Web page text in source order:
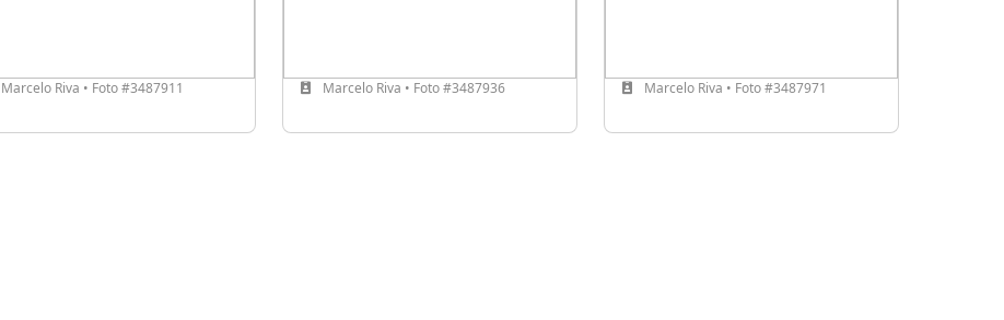
Marcelo Riva • Foto #3487911 Marcelo Riva • Foto #3487936 Marcelo Riva • Foto #3487971